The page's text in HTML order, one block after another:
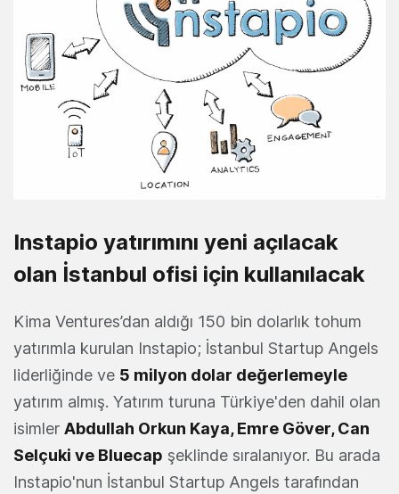
Instapio yatırımını yeni açılacak
olan İstanbul ofisi için kullanılacak
Kima Ventures’dan aldığı 150 bin dolarlık tohum
yatırımla kurulan Instapio; İstanbul Startup Angels
liderliğinde ve 5 milyon dolar değerlemeyle
yatırım almış. Yatırım turuna Türkiye'den dahil olan
isimler Abdullah Orkun Kaya, Emre Göver, Can
Selçuki ve Bluecap şeklinde sıralanıyor. Bu arada
Instapio'nun İstanbul Startup Angels tarafından